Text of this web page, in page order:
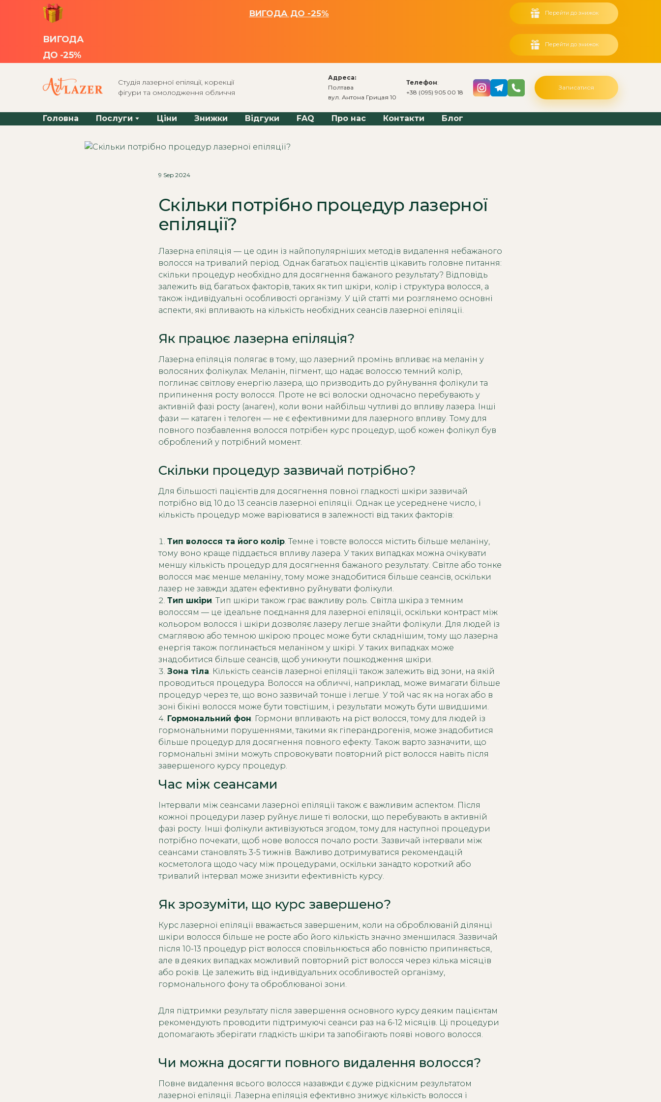
ВИГОДА ДО -25% Перейти до знижок
ВИГОДА
ДО -25%
Перейти до знижок
Студія лазерної епіляції, корекції
фігури та омолодження обличчя
Адреса:
Полтава
вул. Антона Грицая 10
Телефон:
+38 (095) 905 00 18
Записатися
Головна Послуги Ціни Знижки Відгуки FAQ Про нас Контакти Блог
9 Sep 2024
Скільки потрібно процедур лазерної
епіляції?
Лазерна епіляція — це один із найпопулярніших методів видалення небажаного
волосся на тривалий період. Однак багатьох пацієнтів цікавить головне питання:
скільки процедур необхідно для досягнення бажаного результату? Відповідь
залежить від багатьох факторів, таких як тип шкіри, колір і структура волосся, а
також індивідуальні особливості організму. У цій статті ми розглянемо основні
аспекти, які впливають на кількість необхідних сеансів лазерної епіляції.
Як працює лазерна епіляція?
Лазерна епіляція полягає в тому, що лазерний промінь впливає на меланін у
волосяних фолікулах. Меланін, пігмент, що надає волоссю темний колір,
поглинає світлову енергію лазера, що призводить до руйнування фолікули та
припинення росту волосся. Проте не всі волоски одночасно перебувають у
активній фазі росту (анаген), коли вони найбільш чутливі до впливу лазера. Інші
фази — катаген і телоген — не є ефективними для лазерного впливу. Тому для
повного позбавлення волосся потрібен курс процедур, щоб кожен фолікул був
оброблений у потрібний момент.
Скільки процедур зазвичай потрібно?
Для більшості пацієнтів для досягнення повної гладкості шкіри зазвичай
потрібно від 10 до 13 сеансів лазерної епіляції. Однак це усереднене число, і
кількість процедур може варіюватися в залежності від таких факторів:
Тип волосся та його колір. Темне і товсте волосся містить більше меланіну,
тому воно краще піддається впливу лазера. У таких випадках можна очікувати
меншу кількість процедур для досягнення бажаного результату. Світле або тонке
волосся має менше меланіну, тому може знадобитися більше сеансів, оскільки
лазер не завжди здатен ефективно руйнувати фолікули.
Тип шкіри. Тип шкіри також грає важливу роль. Світла шкіра з темним
волоссям — це ідеальне поєднання для лазерної епіляції, оскільки контраст між
кольором волосся і шкіри дозволяє лазеру легше знайти фолікули. Для людей із
смаглявою або темною шкірою процес може бути складнішим, тому що лазерна
енергія також поглинається меланіном у шкірі. У таких випадках може
знадобитися більше сеансів, щоб уникнути пошкодження шкіри.
Зона тіла. Кількість сеансів лазерної епіляції також залежить від зони, на якій
проводиться процедура. Волосся на обличчі, наприклад, може вимагати більше
процедур через те, що воно зазвичай тонше і легше. У той час як на ногах або в
зоні бікіні волосся може бути товстішим, і результати можуть бути швидшими.
Гормональний фон. Гормони впливають на ріст волосся, тому для людей із
гормональними порушеннями, такими як гіперандрогенія, може знадобитися
більше процедур для досягнення повного ефекту. Також варто зазначити, що
гормональні зміни можуть спровокувати повторний ріст волосся навіть після
завершеного курсу процедур.
Час між сеансами
Інтервали між сеансами лазерної епіляції також є важливим аспектом. Після
кожної процедури лазер руйнує лише ті волоски, що перебувають в активній
фазі росту. Інші фолікули активізуються згодом, тому для наступної процедури
потрібно почекати, щоб нове волосся почало рости. Зазвичай інтервали між
сеансами становлять 3-5 тижнів. Важливо дотримуватися рекомендацій
косметолога щодо часу між процедурами, оскільки занадто короткий або
тривалий інтервал може знизити ефективність курсу.
Як зрозуміти, що курс завершено?
Курс лазерної епіляції вважається завершеним, коли на оброблюваній ділянці
шкіри волосся більше не росте або його кількість значно зменшилася. Зазвичай
після 10-13 процедур ріст волосся сповільнюється або повністю припиняється,
але в деяких випадках можливий повторний ріст волосся через кілька місяців
або років. Це залежить від індивідуальних особливостей організму,
гормонального фону та оброблюваної зони.
Для підтримки результату після завершення основного курсу деяким пацієнтам
рекомендують проводити підтримуючі сеанси раз на 6-12 місяців. Ці процедури
допомагають зберігати гладкість шкіри та запобігають появі нового волосся.
Чи можна досягти повного видалення волосся?
Повне видалення всього волосся назавжди є дуже рідкісним результатом
лазерної епіляції. Лазерна епіляція ефективно знижує кількість волосся і